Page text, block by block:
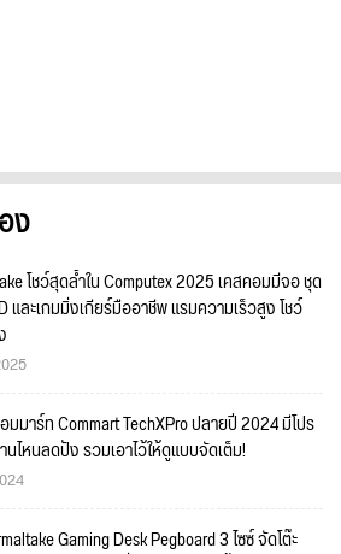
ง
โชว์สุดล้ำใน Computex 2025 เคสคอมมีจอ ชุด
และเกมมิ่งเกียร์มืออาชีพ แรมความเร็วสูง โชว์
มมาร์ท Commart TechXPro ปลายปี 2024 มีโปร
นไหนลดปัง รวมเอาไว้ให้ดูแบบจัดเต็ม!
Gaming Desk Pegboard 3 ไซซ์ จัดโต๊ะ